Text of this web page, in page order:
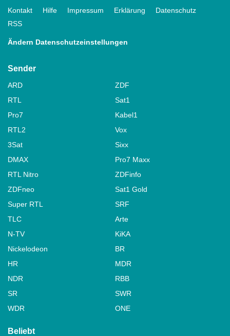
Kontakt Hilfe Impressum Erklärung
Datenschutz
RSS
Ändern Datenschutzeinstellungen
Sender
ARD
ZDF
RTL
Sat1
Pro7
Kabel1
RTL2
Vox
3Sat
Sixx
DMAX
Pro7 Maxx
RTL Nitro
ZDFinfo
ZDFneo
Sat1 Gold
Super RTL
SRF
TLC
Arte
N-TV
KiKA
Nickelodeon
BR
HR
MDR
NDR
RBB
SR
SWR
WDR
ONE
Beliebt